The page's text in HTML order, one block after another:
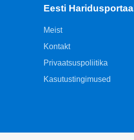
Eesti Haridusportaal
Meist
Kontakt
Privaatsuspoliitika
Kasutustingimused